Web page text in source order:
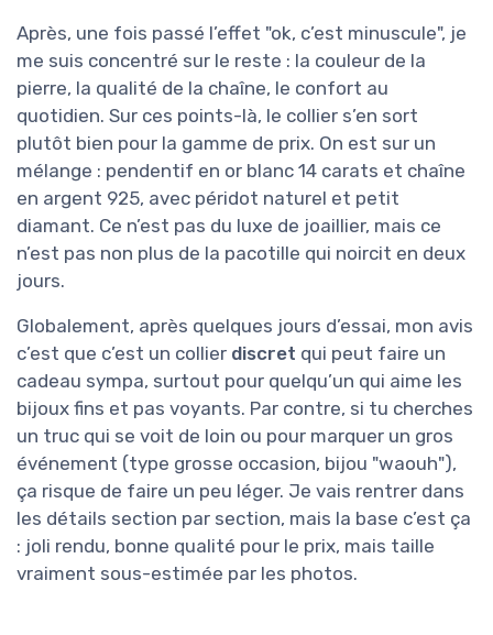
Après, une fois passé l’effet "ok, c’est minuscule", je
me suis concentré sur le reste : la couleur de la
pierre, la qualité de la chaîne, le confort au
quotidien. Sur ces points-là, le collier s’en sort
plutôt bien pour la gamme de prix. On est sur un
mélange : pendentif en or blanc 14 carats et chaîne
en argent 925, avec péridot naturel et petit
diamant. Ce n’est pas du luxe de joaillier, mais ce
n’est pas non plus de la pacotille qui noircit en deux
jours.
Globalement, après quelques jours d’essai, mon avis
c’est que c’est un collier discret qui peut faire un
cadeau sympa, surtout pour quelqu’un qui aime les
bijoux fins et pas voyants. Par contre, si tu cherches
un truc qui se voit de loin ou pour marquer un gros
événement (type grosse occasion, bijou "waouh"),
ça risque de faire un peu léger. Je vais rentrer dans
les détails section par section, mais la base c’est ça
: joli rendu, bonne qualité pour le prix, mais taille
vraiment sous-estimée par les photos.